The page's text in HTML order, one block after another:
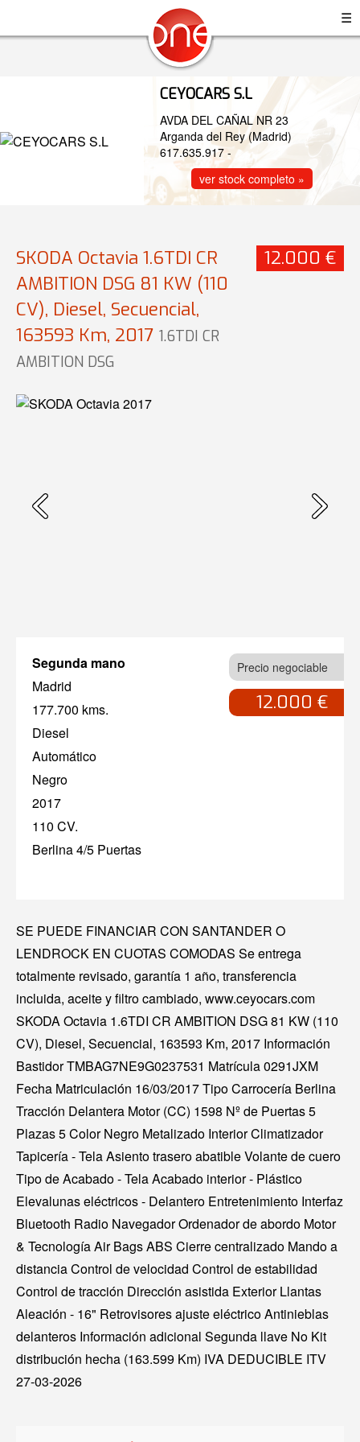
☰
CEYOCARS S.L
AVDA DEL CAÑAL NR 23
Arganda del Rey (Madrid)
617.635.917 -
ver stock completo »
SKODA Octavia 1.6TDI CR
AMBITION DSG 81 KW (110
CV), Diesel, Secuencial,
163593 Km, 2017 1.6TDI CR
AMBITION DSG
12.000 €
Segunda mano
Madrid
177.700 kms.
Diesel
Automático
Negro
2017
110 CV.
Berlina 4/5 Puertas
Precio negociable
12.000 €
SE PUEDE FINANCIAR CON SANTANDER O
LENDROCK EN CUOTAS COMODAS Se entrega
totalmente revisado, garantía 1 año, transferencia
incluida, aceite y filtro cambiado, www.ceyocars.com
SKODA Octavia 1.6TDI CR AMBITION DSG 81 KW (110
CV), Diesel, Secuencial, 163593 Km, 2017 Información
Bastidor TMBAG7NE9G0237531 Matrícula 0291JXM
Fecha Matriculación 16/03/2017 Tipo Carrocería Berlina
Tracción Delantera Motor (CC) 1598 Nº de Puertas 5
Plazas 5 Color Negro Metalizado Interior Climatizador
Tapicería - Tela Asiento trasero abatible Volante de cuero
Tipo de Acabado - Tela Acabado interior - Plástico
Elevalunas eléctricos - Delantero Entretenimiento Interfaz
Bluetooth Radio Navegador Ordenador de abordo Motor
& Tecnología Air Bags ABS Cierre centralizado Mando a
distancia Control de velocidad Control de estabilidad
Control de tracción Dirección asistida Exterior Llantas
Aleación - 16" Retrovisores ajuste eléctrico Antinieblas
delanteros Información adicional Segunda llave No Kit
distribución hecha (163.599 Km) IVA DEDUCIBLE ITV
27-03-2026